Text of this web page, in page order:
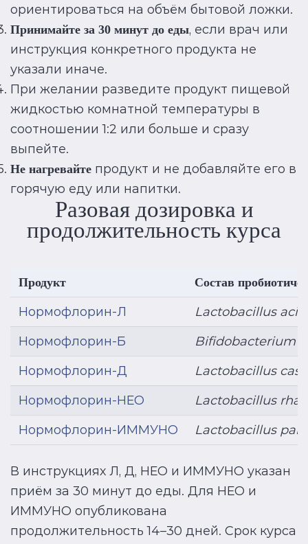
ориентироваться на объём бытовой ложки.
Принимайте за 30 минут до еды, если врач или
инструкция конкретного продукта не
указали иначе.
При желании разведите продукт пищевой
жидкостью комнатной температуры в
соотношении 1:2 или больше и сразу
выпейте.
Не нагревайте продукт и не добавляйте его в
горячую еду или напитки.
Разовая дозировка и
продолжительность курса
Продукт Состав
Нормофлорин-Л
Lactobacillus
Нормофлорин-Б
Bifidobacterium
Нормофлорин-Д
Lactobacillus
Нормофлорин-НЕО
Lactobacillus
Нормофлорин-ИММУНО
Lactobacillus
В инструкциях Л, Д, НЕО и ИММУНО указан
приём за 30 минут до еды. Для НЕО и
ИММУНО опубликована
продолжительность 14–30 дней. Срок курса